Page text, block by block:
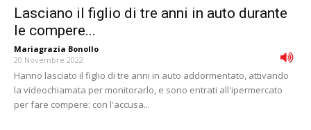
Lasciano il figlio di tre anni in auto durante
le compere...
Mariagrazia Bonollo -
20 Novembre 2022
Hanno lasciato il figlio di tre anni in auto addormentato, attivando
la videochiamata per monitorarlo, e sono entrati all'ipermercato
per fare compere: con l'accusa...